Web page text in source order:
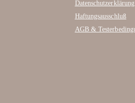
Datenschutzerklärung
Haftungsausschluß
AGB &